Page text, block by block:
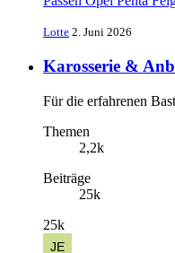
Lotte 2. Juni 2026
Karosserie &
Für die erfahrenen
Themen
2,2k
Beiträge
25k
25k